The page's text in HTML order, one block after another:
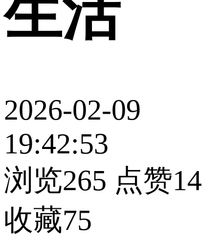
生活
2026-02-09
19:42:53
浏览265 点赞14
收藏75